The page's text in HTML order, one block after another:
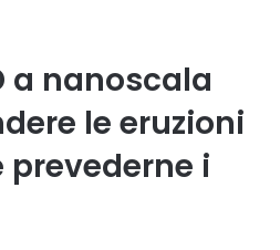
a nanoscala
le eruzioni
i